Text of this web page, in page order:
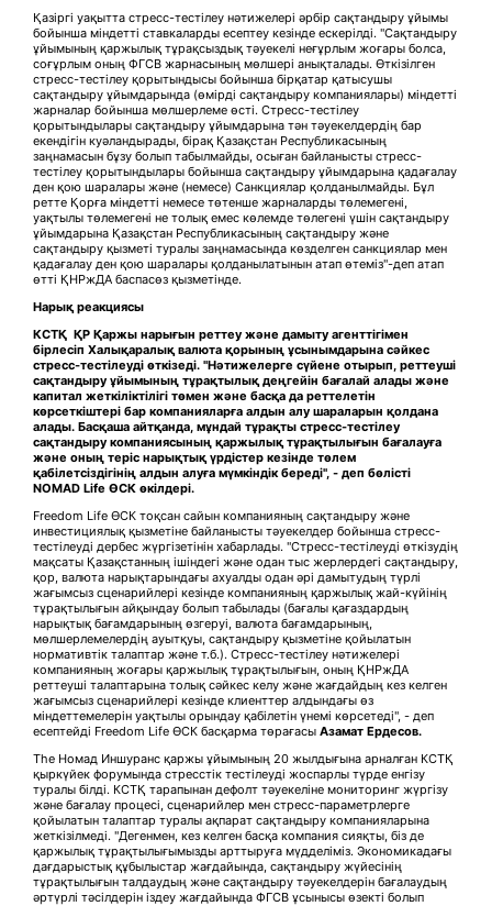
Қазіргі уақытта стресс-тестілеу нәтижелері әрбір сақтандыру ұйымы
бойынша міндетті ставкаларды есептеу кезінде ескерілді. "Сақтандыру
ұйымының қаржылық тұрақсыздық тәуекелі неғұрлым жоғары болса,
соғұрлым оның ФГСВ жарнасының мөлшері анықталады. Өткізілген
стресс-тестілеу қорытындысы бойынша бірқатар қатысушы
сақтандыру ұйымдарында (өмірді сақтандыру компаниялары) міндетті
жарналар бойынша мөлшерлеме өсті. Стресс-тестілеу
қорытындылары сақтандыру ұйымдарына тән тәуекелдердің бар
екендігін куәландырады, бірақ Қазақстан Республикасының
заңнамасын бұзу болып табылмайды, осыған байланысты стресс-
тестілеу қорытындылары бойынша сақтандыру ұйымдарына қадағалау
ден қою шаралары және (немесе) Санкциялар қолданылмайды. Бұл
ретте Қорға міндетті немесе төтенше жарналарды төлемегені,
уақтылы төлемегені не толық емес көлемде төлегені үшін сақтандыру
ұйымдарына Қазақстан Республикасының сақтандыру және
сақтандыру қызметі туралы заңнамасында көзделген санкциялар мен
қадағалау ден қою шаралары қолданылатынын атап өтеміз"-деп атап
өтті ҚНРжДА баспасөз қызметінде.
Нарық реакциясы
КСТҚ ҚР Қаржы нарығын реттеу және дамыту агенттігімен
бірлесіп Халықаралық валюта қорының ұсынымдарына сәйкес
стресс-тестілеуді өткізеді. "Нәтижелерге сүйене отырып, реттеуші
сақтандыру ұйымының тұрақтылық деңгейін бағалай алады және
капитал жеткіліктілігі төмен және басқа да реттелетін
көрсеткіштері бар компанияларға алдын алу шараларын қолдана
алады. Басқаша айтқанда, мұндай тұрақты стресс-тестілеу
сақтандыру компаниясының қаржылық тұрақтылығын бағалауға
және оның теріс нарықтық үрдістер кезінде төлем
қабілетсіздігінің алдын алуға мүмкіндік береді", - деп бөлісті
NOMAD Life ӨСК өкілдері.
Freedom Life ӨСК тоқсан сайын компанияның сақтандыру және
инвестициялық қызметіне байланысты тәуекелдер бойынша стресс-
тестілеуді дербес жүргізетінін хабарлады. "Стресс-тестілеуді өткізудің
мақсаты Қазақстанның ішіндегі және одан тыс жерлердегі сақтандыру,
қор, валюта нарықтарындағы ахуалды одан әрі дамытудың түрлі
жағымсыз сценарийлері кезінде компанияның қаржылық жай-күйінің
тұрақтылығын айқындау болып табылады (бағалы қағаздардың
нарықтық бағамдарының өзгеруі, валюта бағамдарының,
мөлшерлемелердің ауытқуы, сақтандыру қызметіне қойылатын
нормативтік талаптар және т.б.). Стресс-тестілеу нәтижелері
компанияның жоғары қаржылық тұрақтылығын, оның ҚНРжДА
реттеуші талаптарына толық сәйкес келу және жағдайдың кез келген
жағымсыз сценарийлері кезінде клиенттер алдындағы өз
міндеттемелерін уақтылы орындау қабілетін үнемі көрсетеді", - деп
есептейді Freedom Life ӨСК басқарма төрағасы Азамат Ердесов.
The Номад Иншуранс қаржы ұйымының 20 жылдығына арналған КСТҚ
қыркүйек форумында стресстік тестілеуді жоспарлы түрде енгізу
туралы білді. КСТҚ тарапынан дефолт тәуекеліне мониторинг жүргізу
және бағалау процесі, сценарийлер мен стресс-параметрлерге
қойылатын талаптар туралы ақпарат сақтандыру компанияларына
жеткізілмеді. "Дегенмен, кез келген басқа компания сияқты, біз де
қаржылық тұрақтылығымызды арттыруға мүдделіміз. Экономикадағы
дағдарыстық құбылыстар жағдайында, сақтандыру жүйесінің
тұрақтылығын талдаудың және сақтандыру тәуекелдерін бағалаудың
әртүрлі тәсілдерін іздеу жағдайында ФГСВ ұсынысы өзекті болып